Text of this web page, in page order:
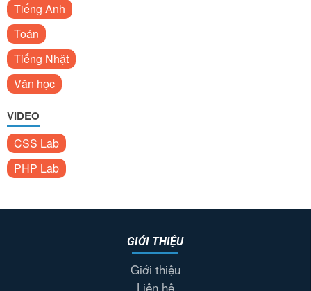
Tiếng Anh
Toán
Tiếng Nhật
Văn học
VIDEO
CSS Lab
PHP Lab
GIỚI THIỆU
Giới thiệu
Liên hệ